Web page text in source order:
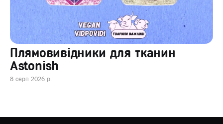
Плямовивідники для тканин
Astonish
8 серп 2026 р.